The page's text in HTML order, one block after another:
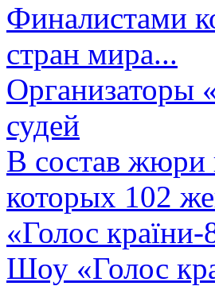
Финалистами
стран мира...
Организаторы
судей
В состав жюри
которых 102
«Голос
Шоу «Голос